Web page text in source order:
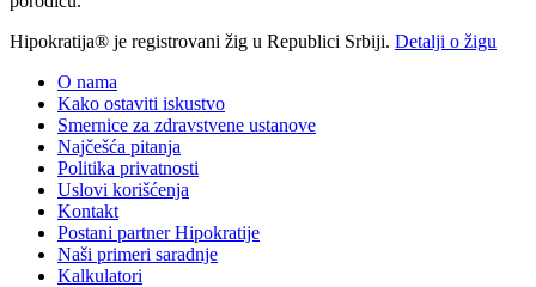
Hipokratija® je registrovani žig u Republici Srbiji. Detalji o žigu
O nama
Kako ostaviti iskustvo
Smernice za zdravstvene ustanove
Najčešća pitanja
Politika privatnosti
Uslovi korišćenja
Kontakt
Postani partner Hipokratije
Naši primeri saradnje
Kalkulatori